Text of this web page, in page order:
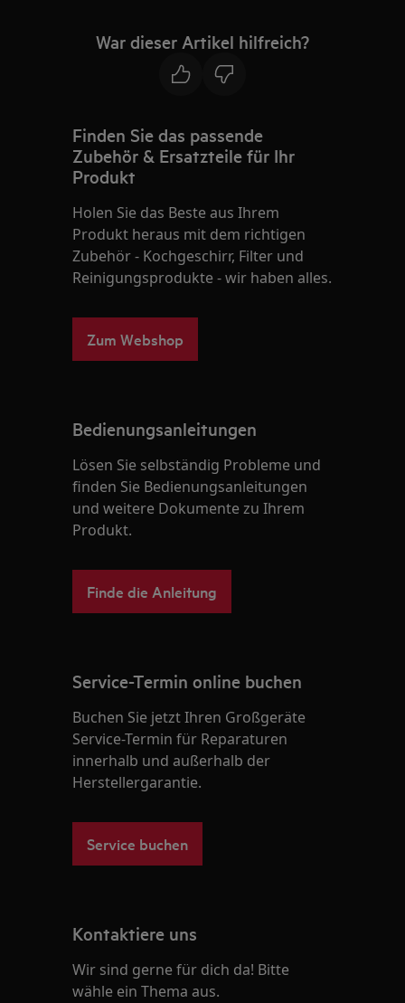
War dieser Artikel hilfreich?
Finden Sie das passende
Zubehör & Ersatzteile für Ihr
Produkt
Holen Sie das Beste aus Ihrem
Produkt heraus mit dem richtigen
Zubehör - Kochgeschirr, Filter und
Reinigungsprodukte - wir haben alles.
Zum Webshop
Bedienungsanleitungen
Lösen Sie selbständig Probleme und
finden Sie Bedienungsanleitungen
und weitere Dokumente zu Ihrem
Produkt.
Finde die Anleitung
Service-Termin online buchen
Buchen Sie jetzt Ihren Großgeräte
Service-Termin für Reparaturen
innerhalb und außerhalb der
Herstellergarantie.
Service buchen
Kontaktiere uns
Wir sind gerne für dich da! Bitte
wähle ein Thema aus.